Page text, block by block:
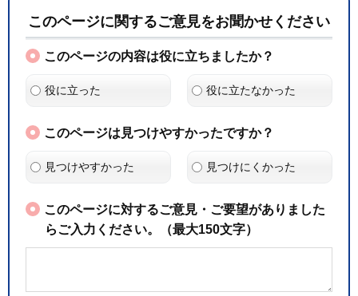
このページに関するご意見をお聞かせください
このページの内容は役に立ちましたか？
役に立った 役に立たなかった
このページは見つけやすかったですか？
見つけやすかった 見つけにくかった
このページに対するご意見・ご要望がありました
らご入力ください。（最大150文字）